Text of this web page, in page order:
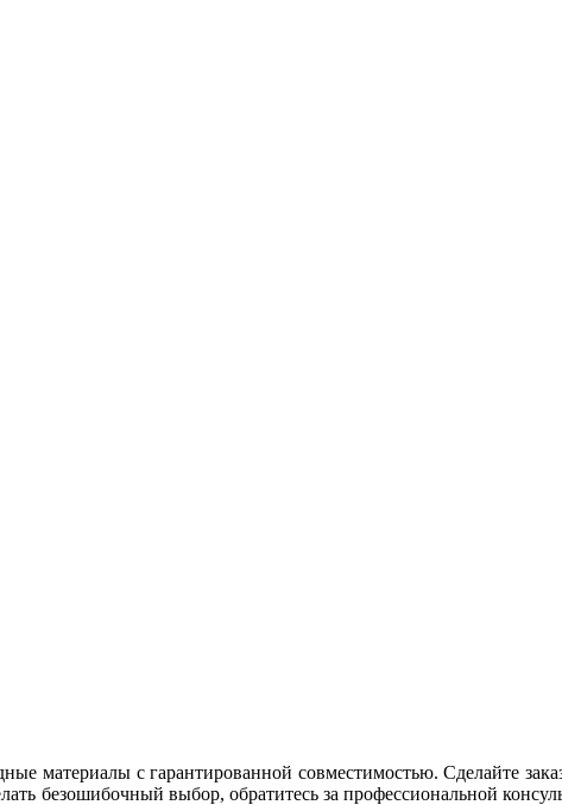
материалы с гарантированной совместимостью. Сделайте
безошибочный выбор, обратитесь за профессиональной